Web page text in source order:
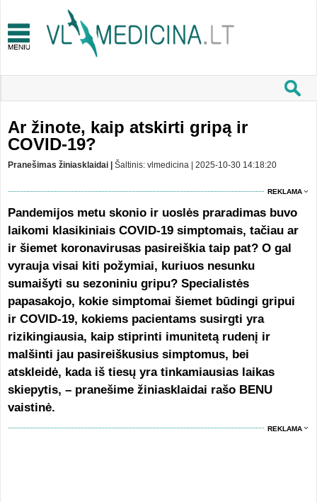
Ar žinote, kaip atskirti gripą ir
COVID-19?
Pranešimas žiniasklaidai | Šaltinis: vlmedicina | 2025-10-30 14:18:20
REKLAMA
Pandemijos metu skonio ir uoslės praradimas buvo
laikomi klasikiniais COVID-19 simptomais, tačiau ar
ir šiemet koronavirusas pasireiškia taip pat? O gal
vyrauja visai kiti požymiai, kuriuos nesunku
sumaišyti su sezoniniu gripu? Specialistės
papasakojo, kokie simptomai šiemet būdingi gripui
ir COVID-19, kokiems pacientams susirgti yra
rizikingiausia, kaip stiprinti imunitetą rudenį ir
malšinti jau pasireiškusius simptomus, bei
atskleidė, kada iš tiesų yra tinkamiausias laikas
skiepytis, – pranešime žiniasklaidai rašo BENU
vaistinė.
REKLAMA